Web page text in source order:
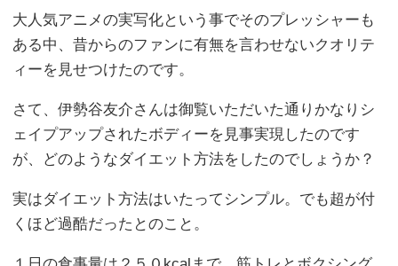
大人気アニメの実写化という事でそのプレッシャーも
ある中、昔からのファンに有無を言わせないクオリテ
ィーを見せつけたのです。
さて、伊勢谷友介さんは御覧いただいた通りかなりシ
ェイプアップされたボディーを見事実現したのです
が、どのようなダイエット方法をしたのでしょうか？
実はダイエット方法はいたってシンプル。でも超が付
くほど過酷だったとのこと。